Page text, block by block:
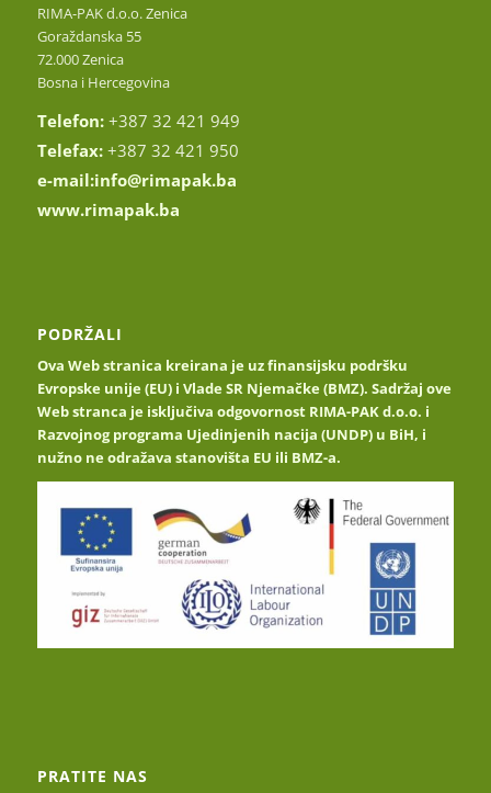
RIMA-PAK d.o.o. Zenica
Goraždanska 55
72.000 Zenica
Bosna i Hercegovina
Telefon: +387 32 421 949
Telefax: +387 32 421 950
e-mail:info@rimapak.ba
www.rimapak.ba
PODRŽALI
Ova Web stranica kreirana je uz finansijsku podršku
Evropske unije (EU) i Vlade SR Njemačke (BMZ). Sadržaj ove
Web stranca je isključiva odgovornost RIMA-PAK d.o.o. i
Razvojnog programa Ujedinjenih nacija (UNDP) u BiH, i
nužno ne odražava stanovišta EU ili BMZ-a.
PRATITE NAS